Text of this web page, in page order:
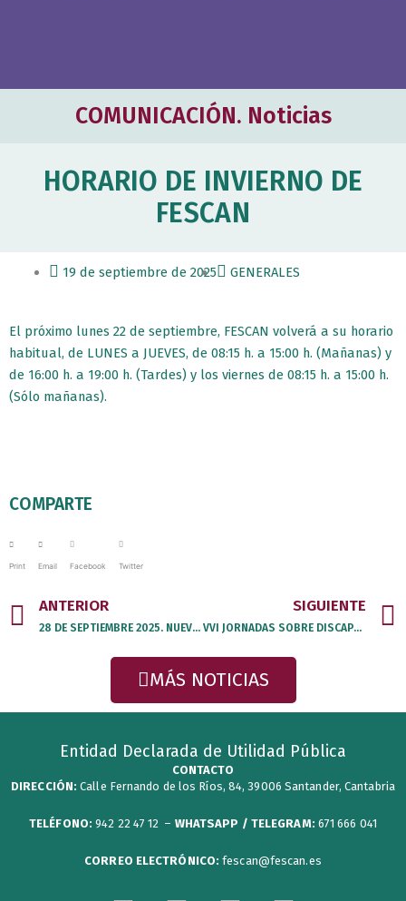
COMUNICACIÓN. Noticias
HORARIO DE INVIERNO DE
FESCAN
19 de septiembre de 2025 GENERALES
El próximo lunes 22 de septiembre, FESCAN volverá a su horario
habitual, de LUNES a JUEVES, de 08:15 h. a 15:00 h. (Mañanas) y
de 16:00 h. a 19:00 h. (Tardes) y los viernes de 08:15 h. a 15:00 h.
(Sólo mañanas).
COMPARTE
Print Email Facebook Twitter
Prev
ANTERIOR
28 DE SEPTIEMBRE 2025. NUEVA ACTIVIDAD EN EL MUSEO DE ALTAMIRA CON INTÉRPRETE DE LENGUA DE SIGNOS
SIGUIENTE
VVI JORNADAS SOBRE DISCAPACIDAD
MÁS NOTICIAS
Entidad Declarada de Utilidad Pública
CONTACTO
DIRECCIÓN: Calle Fernando de los Ríos, 84, 39006 Santander, Cantabria
TELÉFONO: 942 22 47 12 – WHATSAPP / TELEGRAM: 671 666 041
CORREO ELECTRÓNICO: fescan@fescan.es